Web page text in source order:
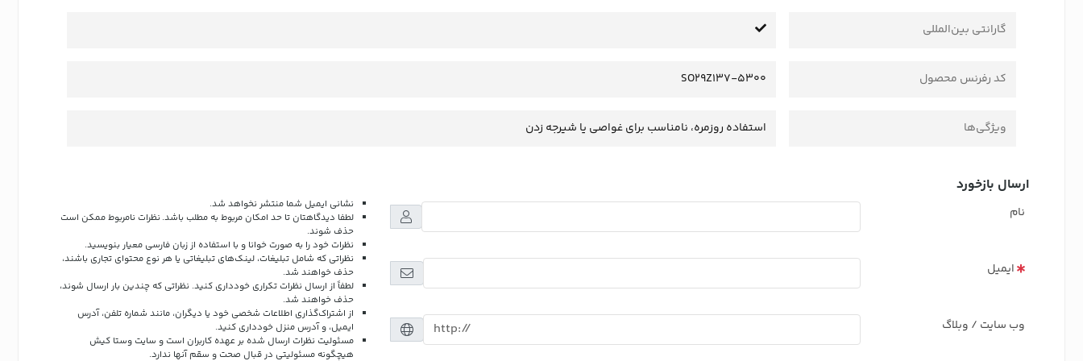
گارانتی بین‌المللی
کد رفرنس محصول SO29Z137-5300
ویژگی‌ها استفاده روزمره، نامناسب برای غواصی یا شیرجه زدن
ارسال بازخورد
نام
ایمیل
وب سایت / وبلاگ
نشانی ایمیل شما منتشر نخواهد شد.
لطفا دیدگاهتان تا حد امکان مربوط به مطلب باشد. نظرات نامربوط ممکن است
حذف شوند.
نظرات خود را به صورت خوانا و با استفاده از زبان فارسی معیار بنویسید.
نظراتی که شامل تبلیغات، لینک‌های تبلیغاتی یا هر نوع محتوای تجاری باشند،
حذف خواهند شد.
لطفاً از ارسال نظرات تکراری خودداری کنید. نظراتی که چندین بار ارسال شوند،
حذف خواهند شد.
از اشتراک‌گذاری اطلاعات شخصی خود یا دیگران، مانند شماره تلفن، آدرس
ایمیل، و آدرس منزل خودداری کنید.
مسئولیت نظرات ارسال شده بر عهده کاربران است و سایت وستا کیش
هیچگونه مسئولیتی در قبال صحت و سقم آنها ندارد.